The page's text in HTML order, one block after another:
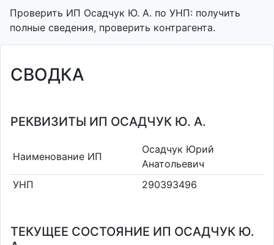
Проверить ИП Осадчук Ю. А. по УНП: получить
полные сведения, проверить контрагента.
СВОДКА
РЕКВИЗИТЫ ИП ОСАДЧУК Ю. А.
Наименование ИП
Осадчук Юрий
Анатольевич
УНП
290393496
ТЕКУЩЕЕ СОСТОЯНИЕ ИП ОСАДЧУК Ю.